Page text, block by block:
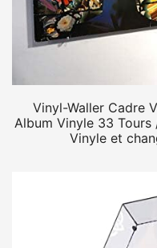
Vinyl-Waller Cadre
Album Vinyle 33 Tours
Vinyle et